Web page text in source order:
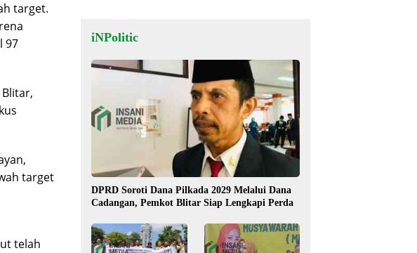
target.
97
target
telah
iNPolitic
DPRD Soroti Dana Pilkada 2029 Melalui Dana
Cadangan, Pemkot Blitar Siap Lengkapi Perda